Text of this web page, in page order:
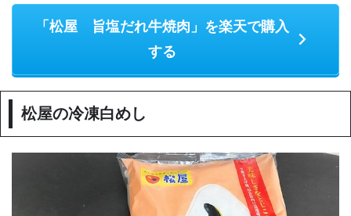
「松屋 旨塩だれ牛焼肉」を楽天で購入
する
松屋の冷凍白めし